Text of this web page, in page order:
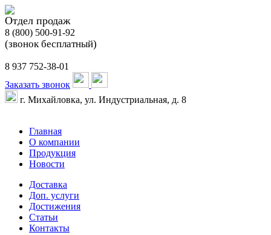
Отдел продаж
8 (800) 500-91-92
(звонок бесплатный)
8 937 752-38-01
Заказать звонок
г. Михайловка, ул. Индустриальная, д. 8
Главная
О компании
Продукция
Новости
Доставка
Доп. услуги
Достижения
Статьи
Контакты